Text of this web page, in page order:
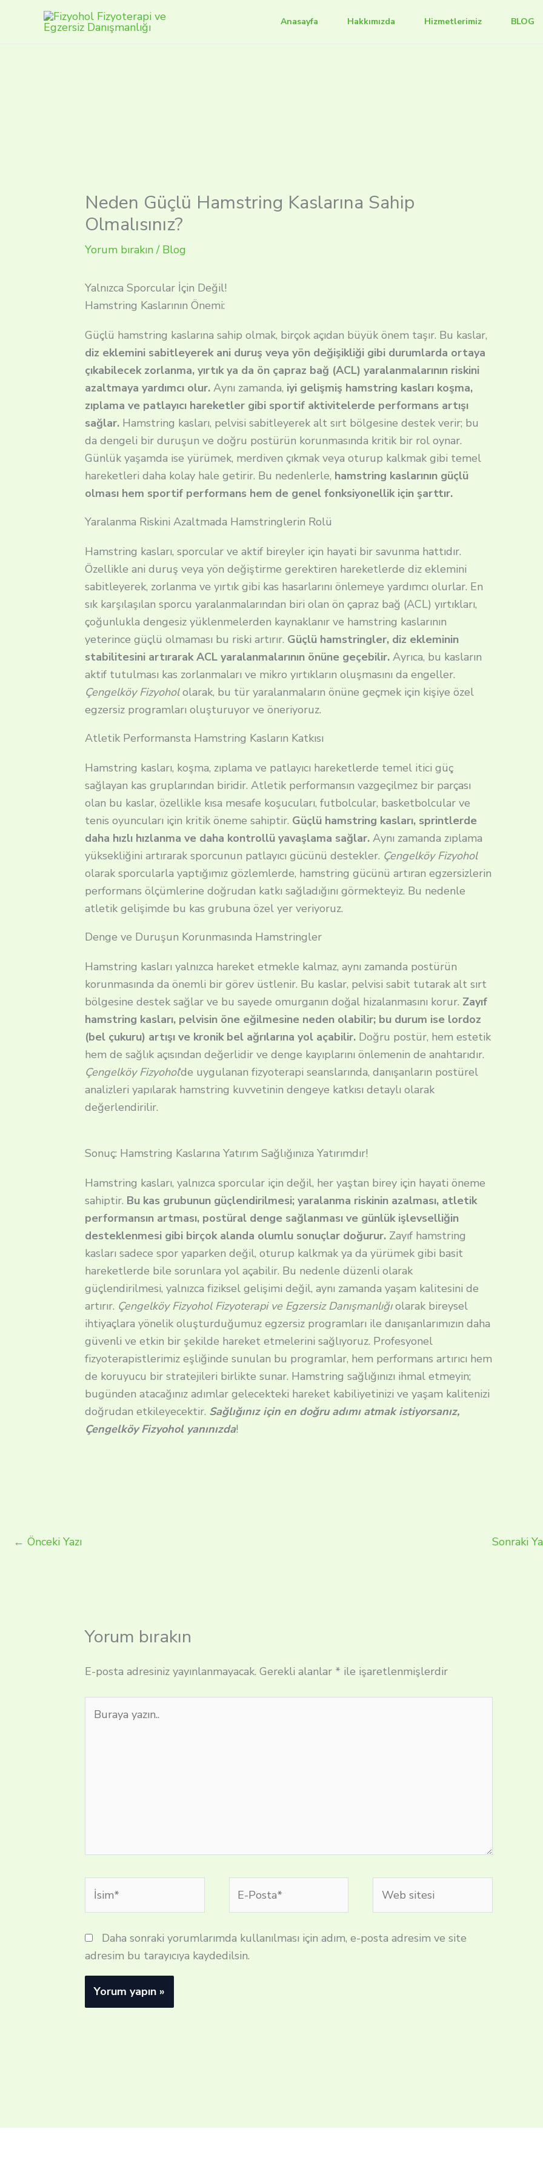
Anasayfa Hakkımızda Hizmetlerimiz BLOG
Neden Güçlü Hamstring Kaslarına Sahip
Olmalısınız?
Yorum bırakın / Blog
Yalnızca Sporcular İçin Değil!
Hamstring Kaslarının Önemi:
Güçlü hamstring kaslarına sahip olmak, birçok açıdan büyük önem taşır. Bu kaslar,
diz eklemini sabitleyerek ani duruş veya yön değişikliği gibi durumlarda ortaya
çıkabilecek zorlanma, yırtık ya da ön çapraz bağ (ACL) yaralanmalarının riskini
azaltmaya yardımcı olur. Aynı zamanda, iyi gelişmiş hamstring kasları koşma,
zıplama ve patlayıcı hareketler gibi sportif aktivitelerde performans artışı
sağlar. Hamstring kasları, pelvisi sabitleyerek alt sırt bölgesine destek verir; bu
da dengeli bir duruşun ve doğru postürün korunmasında kritik bir rol oynar.
Günlük yaşamda ise yürümek, merdiven çıkmak veya oturup kalkmak gibi temel
hareketleri daha kolay hale getirir. Bu nedenlerle, hamstring kaslarının güçlü
olması hem sportif performans hem de genel fonksiyonellik için şarttır.
Yaralanma Riskini Azaltmada Hamstringlerin Rolü
Hamstring kasları, sporcular ve aktif bireyler için hayati bir savunma hattıdır.
Özellikle ani duruş veya yön değiştirme gerektiren hareketlerde diz eklemini
sabitleyerek, zorlanma ve yırtık gibi kas hasarlarını önlemeye yardımcı olurlar. En
sık karşılaşılan sporcu yaralanmalarından biri olan ön çapraz bağ (ACL) yırtıkları,
çoğunlukla dengesiz yüklenmelerden kaynaklanır ve hamstring kaslarının
yeterince güçlü olmaması bu riski artırır. Güçlü hamstringler, diz ekleminin
stabilitesini artırarak ACL yaralanmalarının önüne geçebilir.Ayrıca, bu kasların
aktif tutulması kas zorlanmaları ve mikro yırtıkların oluşmasını da engeller.
Çengelköy Fizyohololarak, bu tür yaralanmaların önüne geçmek için kişiye özel
egzersiz programları oluşturuyor ve öneriyoruz.
Atletik Performansta Hamstring Kasların Katkısı
Hamstring kasları, koşma, zıplama ve patlayıcı hareketlerde temel itici güç
sağlayan kas gruplarından biridir. Atletik performansın vazgeçilmez bir parçası
olan bu kaslar, özellikle kısa mesafe koşucuları, futbolcular, basketbolcular ve
tenis oyuncuları için kritik öneme sahiptir. Güçlü hamstring kasları, sprintlerde
daha hızlı hızlanma ve daha kontrollü yavaşlama sağlar. Aynı zamanda zıplama
yüksekliğini artırarak sporcunun patlayıcı gücünü destekler. Çengelköy Fizyohol
olarak sporcularla yaptığımız gözlemlerde, hamstring gücünü artıran egzersizlerin
performans ölçümlerine doğrudan katkı sağladığını görmekteyiz. Bu nedenle
atletik gelişimde bu kas grubuna özel yer veriyoruz.
Denge ve Duruşun Korunmasında Hamstringler
Hamstring kasları yalnızca hareket etmekle kalmaz, aynı zamanda postürün
korunmasında da önemli bir görev üstlenir. Bu kaslar, pelvisi sabit tutarak alt sırt
bölgesine destek sağlar ve bu sayede omurganın doğal hizalanmasını korur. Zayıf
hamstring kasları, pelvisin öne eğilmesine neden olabilir; bu durum ise lordoz
(bel çukuru) artışı ve kronik bel ağrılarına yol açabilir. Doğru postür, hem estetik
hem de sağlık açısından değerlidir ve denge kayıplarını önlemenin de anahtarıdır.
Çengelköy Fizyohol‘de uygulanan fizyoterapi seanslarında, danışanların postürel
analizleri yapılarak hamstring kuvvetinin dengeye katkısı detaylı olarak
değerlendirilir.
Sonuç: Hamstring Kaslarına Yatırım Sağlığınıza Yatırımdır!
Hamstring kasları, yalnızca sporcular için değil, her yaştan birey için hayati öneme
sahiptir. Bu kas grubunun güçlendirilmesi; yaralanma riskinin azalması, atletik
performansın artması, postüral denge sağlanması ve günlük işlevselliğin
desteklenmesi gibi birçok alanda olumlu sonuçlar doğurur. Zayıf hamstring
kasları sadece spor yaparken değil, oturup kalkmak ya da yürümek gibi basit
hareketlerde bile sorunlara yol açabilir. Bu nedenle düzenli olarak
güçlendirilmesi, yalnızca fiziksel gelişimi değil, aynı zamanda yaşam kalitesini de
artırır. Çengelköy Fizyohol Fizyoterapi ve Egzersiz Danışmanlığıolarak bireysel
ihtiyaçlara yönelik oluşturduğumuz egzersiz programları ile danışanlarımızın daha
güvenli ve etkin bir şekilde hareket etmelerini sağlıyoruz. Profesyonel
fizyoterapistlerimiz eşliğinde sunulan bu programlar, hem performans artırıcı hem
de koruyucu bir stratejileri birlikte sunar. Hamstring sağlığınızı ihmal etmeyin;
bugünden atacağınız adımlar gelecekteki hareket kabiliyetinizi ve yaşam kalitenizi
doğrudan etkileyecektir. Sağlığınız için en doğru adımı atmak istiyorsanız,
Çengelköy Fizyohol yanınızda!
← Önceki Yazı Sonraki
Yorum bırakın
E-posta adresiniz yayınlanmayacak. Gerekli alanlar * ile işaretlenmişlerdir
yazın..
İsim*
Posta*
sitesi
Daha sonraki yorumlarımda kullanılması için adım, e-posta adresim ve site
adresim bu tarayıcıya kaydedilsin.